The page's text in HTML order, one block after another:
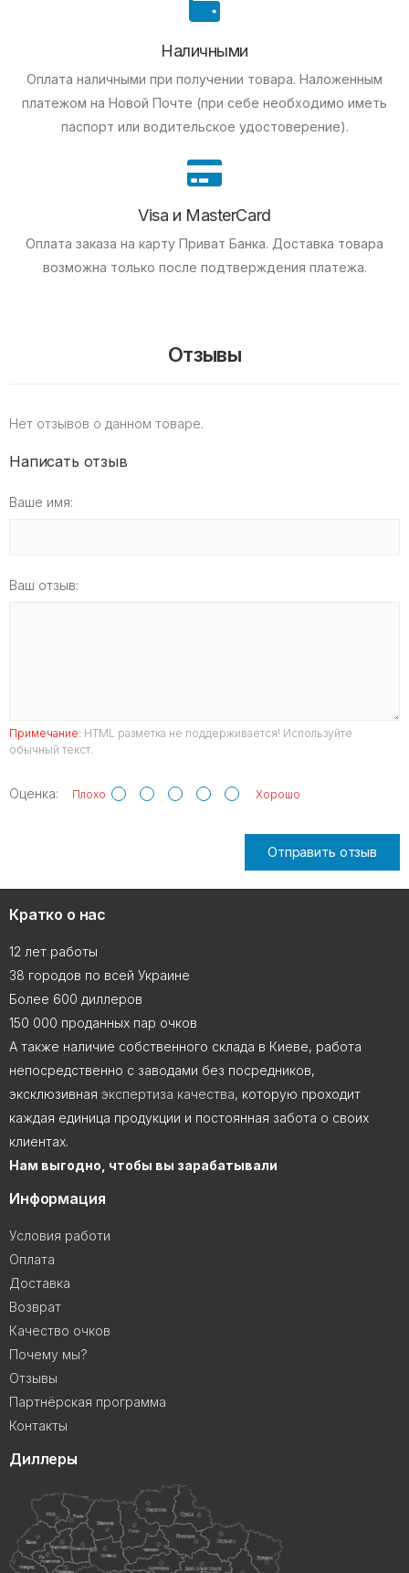
Наличными
Оплата наличными при получении товара. Наложенным
платежом на Новой Почте (при себе необходимо иметь
паспорт или водительское удостоверение).
Visa и MasterCard
Оплата заказа на карту Приват Банка. Доставка товара
возможна только после подтверждения платежа.
Отзывы
Нет отзывов о данном товаре.
Написать отзыв
Ваше имя:
Ваш отзыв:
Примечание: HTML разметка не поддерживается! Используйте
обычный текст.
Оценка: Плохо Хорошо
Отправить отзыв
Кратко о нас
12 лет работы
38 городов по всей Украине
Более 600 диллеров
150 000 проданных пар очков
А также наличие собственного склада в Киеве, работа
непосредственно с заводами без посредников,
эксклюзивная экспертиза качества, которую проходит
каждая единица продукции и постоянная забота о своих
клиентах.
Нам выгодно, чтобы вы зарабатывали
Информация
Условия работи
Оплата
Доставка
Возврат
Качество очков
Почему мы?
Отзывы
Партнёрская программа
Контакты
Диллеры